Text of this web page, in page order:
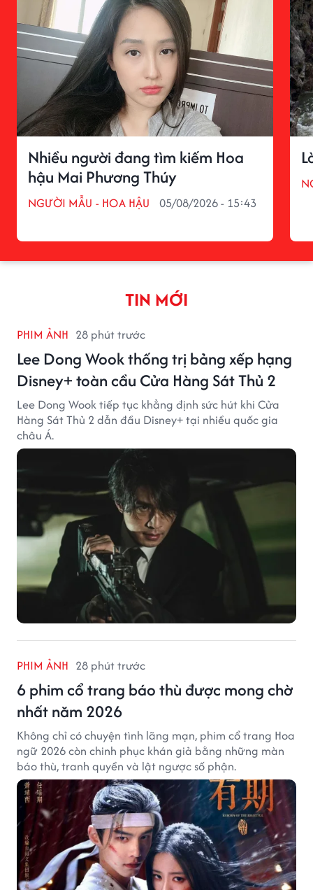
Nhiều người đang tìm kiếm Hoa
hậu Mai Phương Thúy
NGƯỜI MẪU - HOA HẬU 05/08/2026 - 15:43
TIN MỚI
PHIM ẢNH 28 phút trước
Lee Dong Wook thống trị bảng xếp hạng
Disney+ toàn cầu Cửa Hàng Sát Thủ 2
Lee Dong Wook tiếp tục khẳng định sức hút khi Cửa
Hàng Sát Thủ 2 dẫn đầu Disney+ tại nhiều quốc gia
châu Á.
PHIM ẢNH 28 phút trước
6 phim cổ trang báo thù được mong chờ
nhất năm 2026
Không chỉ có chuyện tình lãng mạn, phim cổ trang Hoa
ngữ 2026 còn chinh phục khán giả bằng những màn
báo thù, tranh quyền và lật ngược số phận.